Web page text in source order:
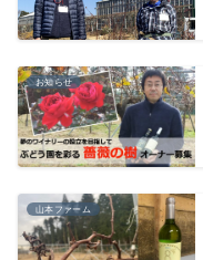
お知らせ
山本ファーム